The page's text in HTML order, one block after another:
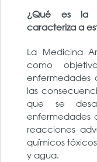
¿Qué es la
caracteriza a
La Medicina
como
enfermedades
las
que se
enfermedades
reacciones
químicos
y agua.